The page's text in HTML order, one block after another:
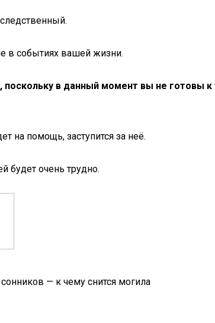
в событиях вашей жизни.
в данный момент вы не готовы
на помощь, заступится за неё.
будет очень трудно.
— к чему снится могила